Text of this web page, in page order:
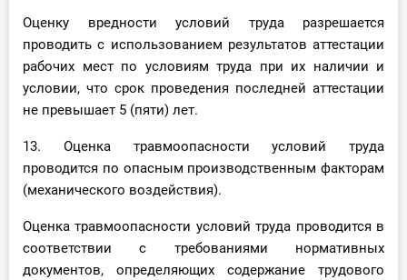
Оценку вредности условий труда разрешается
проводить с использованием результатов аттестации
рабочих мест по условиям труда при их наличии и
условии, что срок проведения последней аттестации
не превышает 5 (пяти) лет.
13. Оценка травмоопасности условий труда
проводится по опасным производственным факторам
(механического воздействия).
Оценка травмоопасности условий труда проводится в
соответствии с требованиями нормативных
документов, определяющих содержание трудового